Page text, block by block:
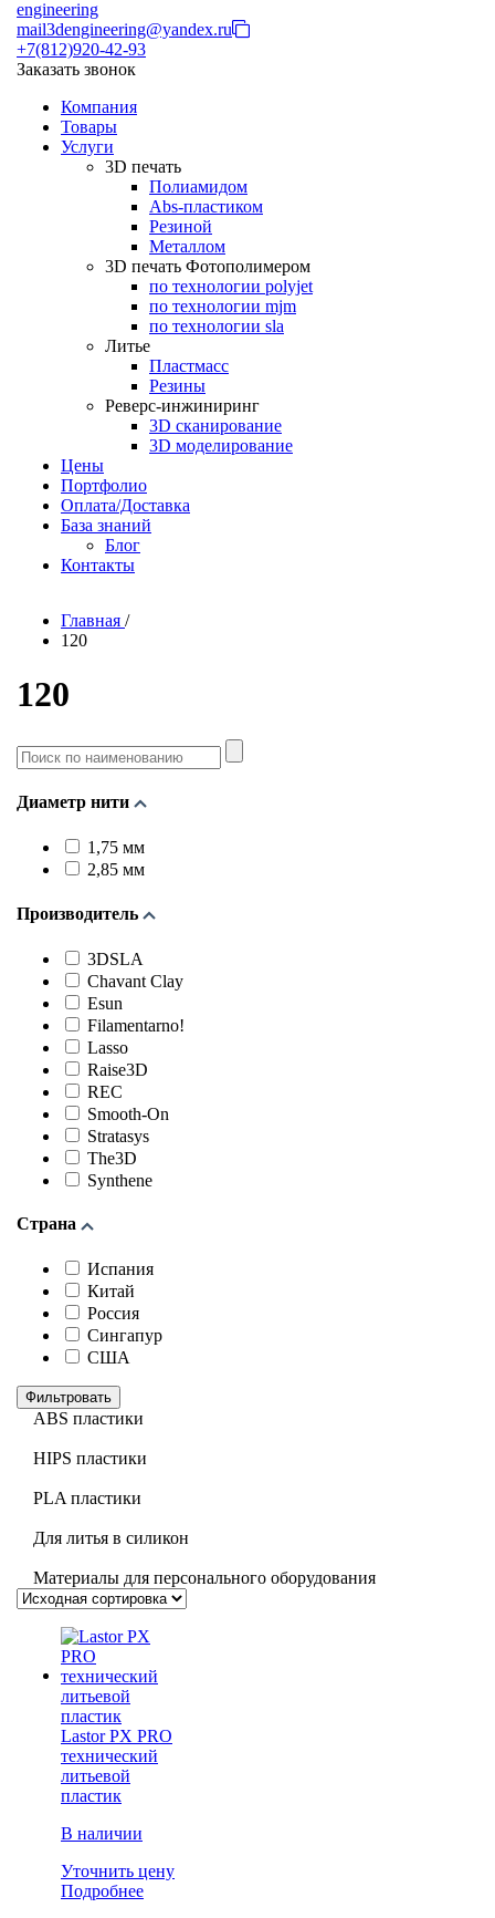
engineering
mail3dengineering@yandex.ru
+7(812)920-42-93
Заказать звонок
Компания
Товары
Услуги
3D печать
Полиамидом
Abs-пластиком
Резиной
Металлом
3D печать Фотополимером
по технологии polyjet
по технологии mjm
по технологии sla
Литье
Пластмасс
Резины
Реверс-инжиниринг
3D сканирование
3D моделирование
Цены
Портфолио
Оплата/Доставка
База знаний
Блог
Контакты
Главная /
120
120
Поиск
по
Диаметр нити
1,75 мм
2,85 мм
Производитель
3DSLA
Chavant Clay
Esun
Filamentarno!
Lasso
Raise3D
REC
Smooth-On
Stratasys
The3D
Synthene
Страна
Испания
Китай
Россия
Сингапур
США
Фильтровать
ABS пластики
HIPS пластики
PLA пластики
Для литья в силикон
Материалы для персонального оборудования
Lastor PX PRO
технический
литьевой
пластик
В наличии
Уточнить цену
Подробнее